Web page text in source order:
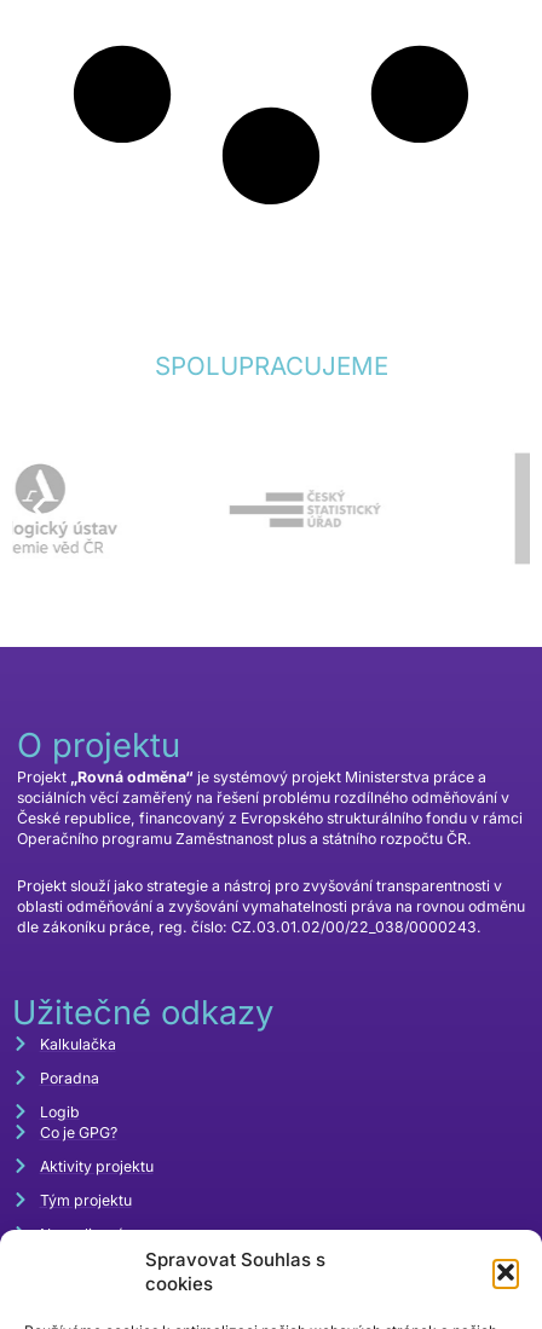
Spravovat Souhlas s
cookies
SPOLUPRACUJEME
O projektu
Projekt „Rovná odměna“ je systémový projekt Ministerstva práce a
sociálních věcí zaměřený na řešení problému rozdílného odměňování v
České republice, financovaný z Evropského strukturálního fondu v rámci
Operačního programu Zaměstnanost plus a státního rozpočtu ČR.
Projekt slouží jako strategie a nástroj pro zvyšování transparentnosti v
oblasti odměňování a zvyšování vymahatelnosti práva na rovnou odměnu
dle zákoníku práce, reg. číslo: CZ.03.01.02/00/22_038/0000243.
Užitečné odkazy
Kalkulačka
Poradna
Logib
Co je GPG?
Aktivity projektu
Tým projektu
Napsali o nás